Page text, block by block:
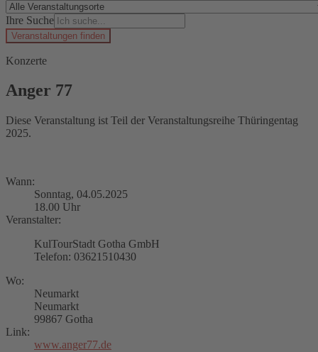
Ihre Suche
Veranstaltungen finden
Konzerte
Anger 77
Diese Veranstaltung ist Teil der Veranstaltungsreihe Thüringentag
2025.
Wann:
Sonntag, 04.05.2025
18.00 Uhr
Veranstalter:
KulTourStadt Gotha GmbH
Telefon: 03621510430
Wo:
Neumarkt
Neumarkt
99867 Gotha
Link:
www.anger77.de